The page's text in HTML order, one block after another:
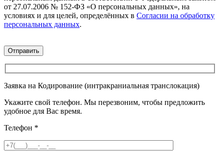
от 27.07.2006 № 152-ФЗ «О персональных данных», на
условиях и для целей, определённых в Согласии на обработку
персональных данных.
Заявка на Кодирование (интракраниальная транслокация)
Укажите свой телефон. Мы перезвоним, чтобы предложить
удобное для Вас время.
Телефон *